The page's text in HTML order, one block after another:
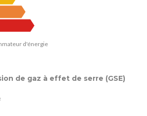
d'énergie
de gaz à effet de serre (GSE)